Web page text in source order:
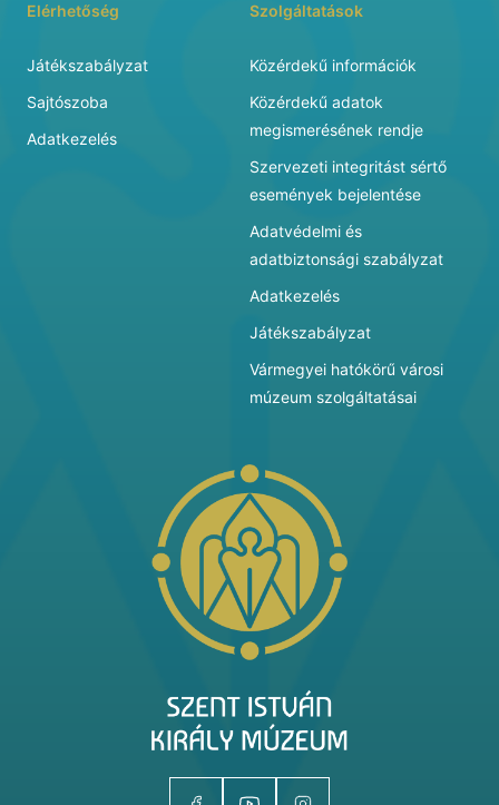
Elérhetőség
Játékszabályzat
Sajtószoba
Adatkezelés
Szolgáltatások
Közérdekű információk
Közérdekű adatok
megismerésének rendje
Szervezeti integritást sértő
események bejelentése
Adatvédelmi és
adatbiztonsági szabályzat
Adatkezelés
Játékszabályzat
Vármegyei hatókörű városi
múzeum szolgáltatásai